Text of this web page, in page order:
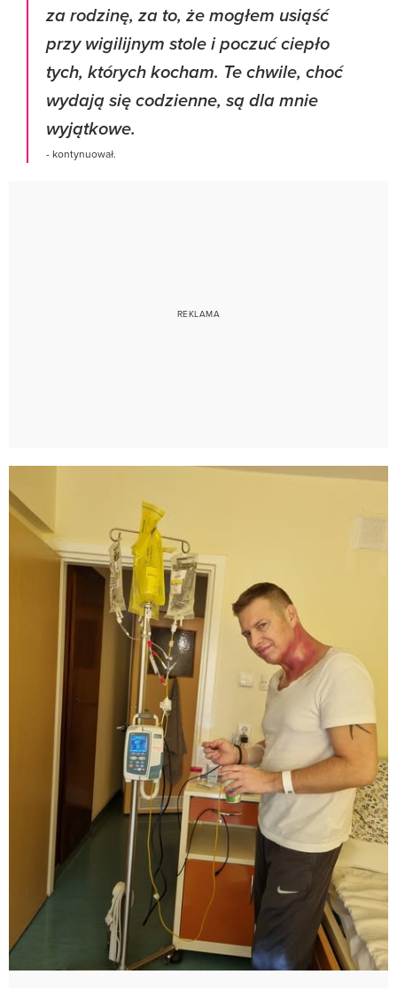
za rodzinę, za to, że mogłem usiąść
przy wigilijnym stole i poczuć ciepło
tych, których kocham. Te chwile, choć
wydają się codzienne, są dla mnie
wyjątkowe.
- kontynuował.